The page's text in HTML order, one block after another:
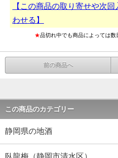
【この商品の取り寄せや次
わせる】
★品切れ中でも商品によっては
前の商品へ
この商品のカテゴリー
静岡県の地酒
臥龍梅（静岡市清水区）